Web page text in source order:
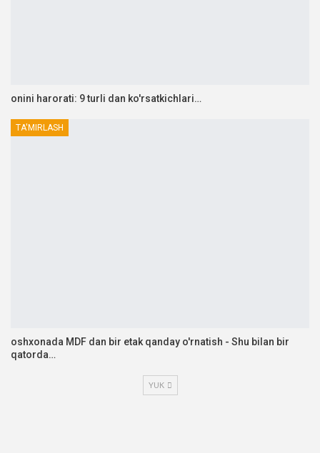
onini harorati: 9 turli dan ko'rsatkichlari…
TA'MIRLASH
oshxonada MDF dan bir etak qanday o'rnatish - Shu bilan bir
qatorda…
YUK